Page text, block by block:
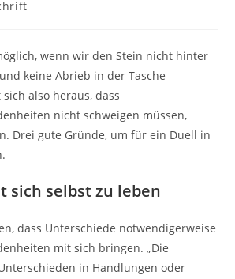
wenn wir den Stein nicht hinter
keine Abrieb in der Tasche
also heraus, dass
nicht schweigen müssen,
Drei gute Gründe, um für ein Duell in
sich selbst zu leben
dass Unterschiede notwendigerweise
mit sich bringen. „Die
in Handlungen oder